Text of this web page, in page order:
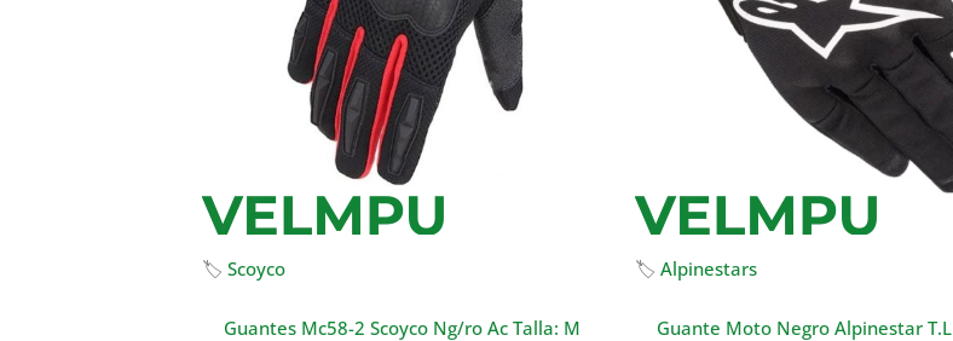
🏷Scoyco
Guantes Mc58-2 Scoyco Ng/ro Ac Talla: M
🏷Alpinestars
Guante Moto Negro Alpinestar T.L